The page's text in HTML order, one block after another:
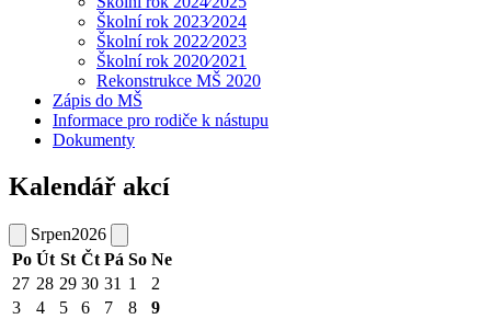
Školní rok 2023⁄2024
Školní rok 2022⁄2023
Školní rok 2020⁄2021
Rekonstrukce MŠ 2020
Zápis do MŠ
Informace pro rodiče k nástupu
Dokumenty
Kalendář akcí
Srpen2026
Po Út St Čt Pá So Ne
27 28 29 30 31 1
2
3
4 5 6 7 8
9